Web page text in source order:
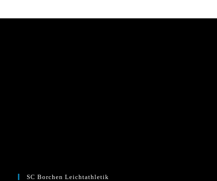
SC Borchen Leichtathletik